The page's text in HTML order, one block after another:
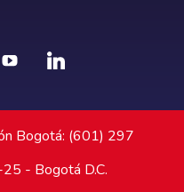
Bogotá: (601) 297
- Bogotá D.C.